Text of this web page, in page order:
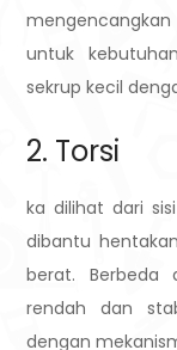
untuk
sekrup kecil
2. Torsi
ka dilihat dari
dibantu
berat. Berbeda
rendah dan
dengan